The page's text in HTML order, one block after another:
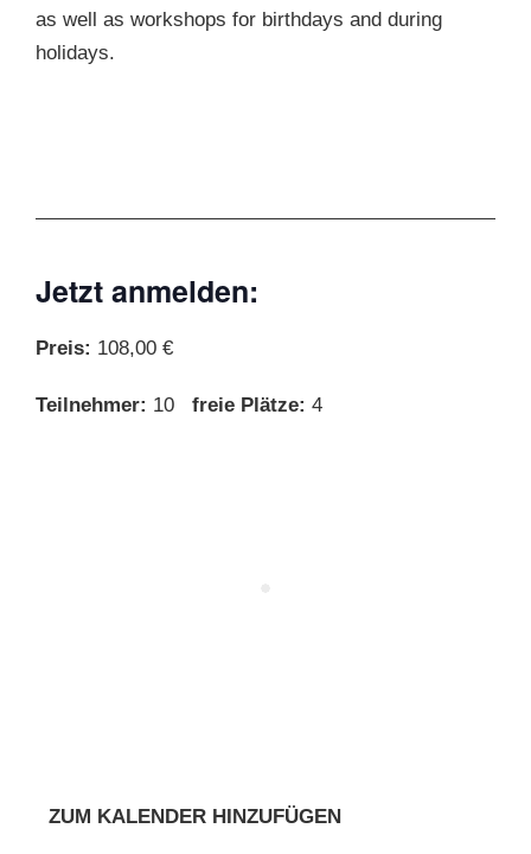
as well as workshops for birthdays and during
holidays.
Jetzt anmelden:
Preis: 108,00 €
Teilnehmer: 10 freie Plätze: 4
ZUM KALENDER HINZUFÜGEN